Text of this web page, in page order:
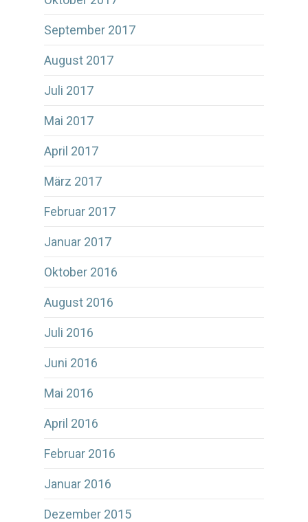
September 2017
August 2017
Juli 2017
Mai 2017
April 2017
März 2017
Februar 2017
Januar 2017
Oktober 2016
August 2016
Juli 2016
Juni 2016
Mai 2016
April 2016
Februar 2016
Januar 2016
Dezember 2015